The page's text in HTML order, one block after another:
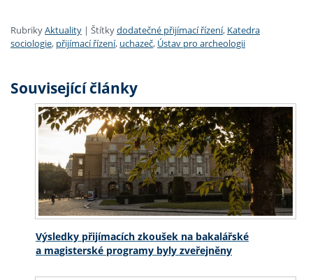
RubrikyAktuality | Štítkydodatečné přijímací řízení, Katedra
sociologie, přijímací řízení, uchazeč, Ústav pro archeologii
Související články
Výsledky přijímacích zkoušek na bakalářské
a magisterské programy byly zveřejněny